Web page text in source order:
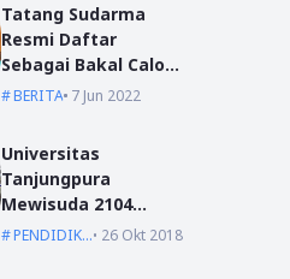
Tatang Sudarma
Resmi Daftar
Sebagai Bakal Calon
Kepala Desa Mas
BERITA 7 Jun 2022
Universitas
Tanjungpura
Mewisuda 2104
Lulusan pada
PENDIDIKAN26 Okt 2018